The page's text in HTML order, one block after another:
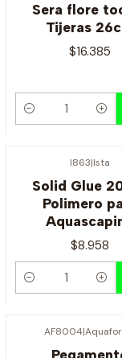
Sera flore
Tijeras
$16.385
Cantidad
I863|Ista
Solid Glue
Polimero
$8.958
Cantidad
AF8004|